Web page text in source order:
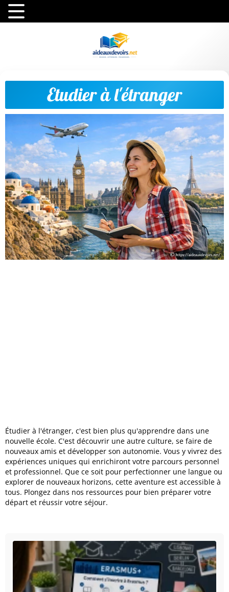
Etudier à l'étranger
Étudier à l'étranger, c'est bien plus qu'apprendre dans une
nouvelle école. C'est découvrir une autre culture, se faire de
nouveaux amis et développer son autonomie. Vous y vivrez des
expériences uniques qui enrichiront votre parcours personnel
et professionnel. Que ce soit pour perfectionner une langue ou
explorer de nouveaux horizons, cette aventure est accessible à
tous. Plongez dans nos ressources pour bien préparer votre
départ et réussir votre séjour.